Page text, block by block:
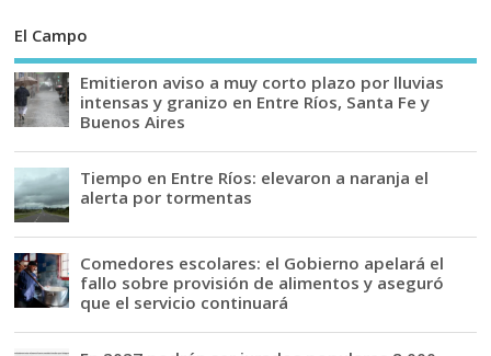
El Campo
Emitieron aviso a muy corto plazo por lluvias
intensas y granizo en Entre Ríos, Santa Fe y
Buenos Aires
Tiempo en Entre Ríos: elevaron a naranja el
alerta por tormentas
Comedores escolares: el Gobierno apelará el
fallo sobre provisión de alimentos y aseguró
que el servicio continuará